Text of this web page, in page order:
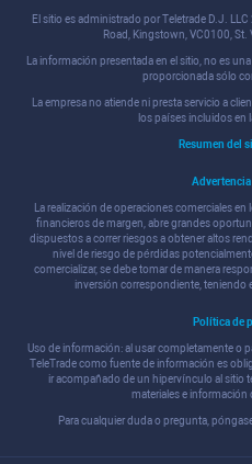
El sitio es administrado por Teletrade D.J.
Road, Kingstown, VC0100, St.
La información presentada en el sitio, no es
proporcionada sólo
La empresa no atiende ni presta servicio a
los países incluidos en
Resumen del
La realización de operaciones comerciales
financieros de margen, abre grandes
dispuestos a correr riesgos a obtener altos
nivel de riesgo de pérdidas
comercializar, se debe tomar de manera
inversión correspondiente, teniendo
Política de
Uso de información: al usar completamente o
TeleTrade como fuente de información es
ir acompañado de un hipervínculo al sitio
materiales e información
Para cualquier duda o pregunta,